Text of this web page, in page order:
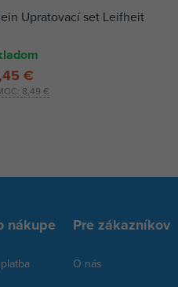
Upratovací set Leifheit
8,49 €
€
nákupe Pre zákazníkov
O nás